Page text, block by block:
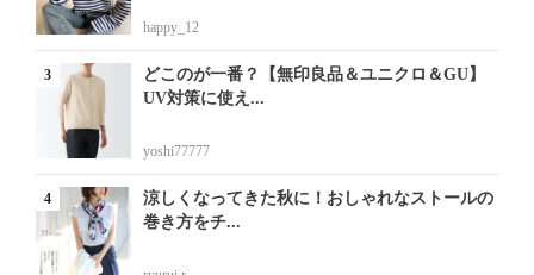
happy_12
どこのが一番？【無印良品＆ユニクロ＆GU】
UV対策に使え...
yoshi77777
涼しくなってきた秋に！おしゃれなストールの
巻き方をチ...